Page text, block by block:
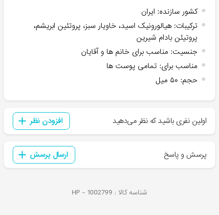
کشور سازنده: ایران
ترکیبات: هیالورونیک اسید، خاویار سبز، پروتئین ابریشم،
پروتیئن بادام شیرین
جنسیت: مناسب برای خانم ها و آقایان
مناسب برای: تمامی پوست ها
حجم: ۵۰ میل
اولین نفری باشید که نظر می‌دهید افزودن نظر
پرسش و پاسخ ارسال پرسش
شناسه کالا : HP - 1002799